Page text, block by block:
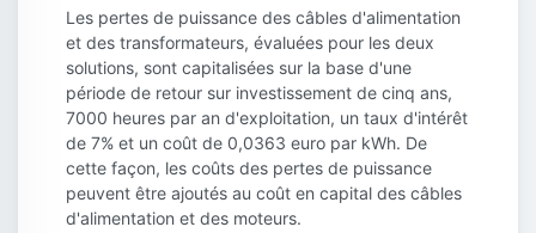
Les pertes de puissance des câbles d'alimentation
et des transformateurs, évaluées pour les deux
solutions, sont capitalisées sur la base d'une
période de retour sur investissement de cinq ans,
7000 heures par an d'exploitation, un taux d'intérêt
de 7% et un coût de 0,0363 euro par kWh. De
cette façon, les coûts des pertes de puissance
peuvent être ajoutés au coût en capital des câbles
d'alimentation et des moteurs.